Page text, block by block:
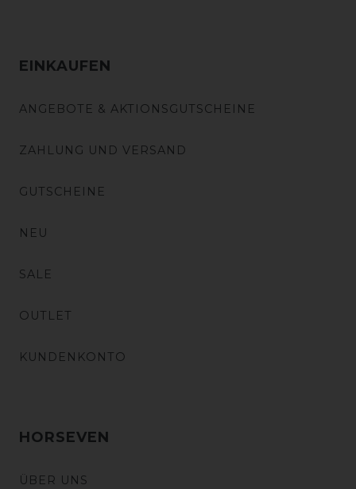
EINKAUFEN
ANGEBOTE & AKTIONSGUTSCHEINE
ZAHLUNG UND VERSAND
GUTSCHEINE
NEU
SALE
OUTLET
KUNDENKONTO
HORSEVEN
ÜBER UNS